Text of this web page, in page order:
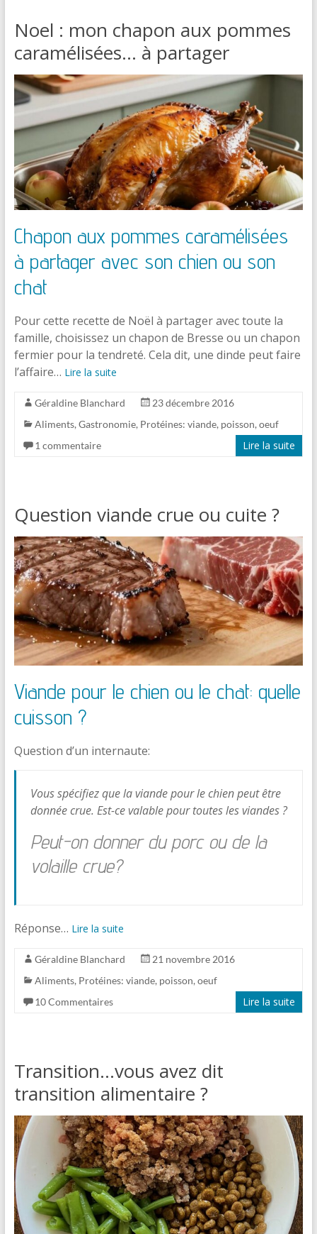
Noel : mon chapon aux pommes
caramélisées… à partager
Chapon aux pommes caramélisées
à partager avec son chien ou son
chat
Pour cette recette de Noël à partager avec toute la
famille, choisissez un chapon de Bresse ou un chapon
fermier pour la tendreté. Cela dit, une dinde peut faire
l’affaire… Lire la suite
Géraldine Blanchard
23 décembre 2016
Aliments, Gastronomie, Protéines: viande, poisson, oeuf
1 commentaire
Lire la suite
Question viande crue ou cuite ?
Viande pour le chien ou le chat: quelle
cuisson ?
Question d’un internaute:
Vous spécifiez que la viande pour le chien peut être
donnée crue. Est-ce valable pour toutes les viandes ?
Peut-on donner du porc ou de la
volaille crue?
Réponse… Lire la suite
Géraldine Blanchard
21 novembre 2016
Aliments, Protéines: viande, poisson, oeuf
10 Commentaires
Lire la suite
Transition…vous avez dit
transition alimentaire ?